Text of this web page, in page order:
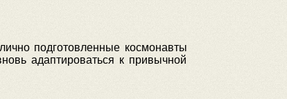
подготовленные космонавты
адаптироваться к привычной